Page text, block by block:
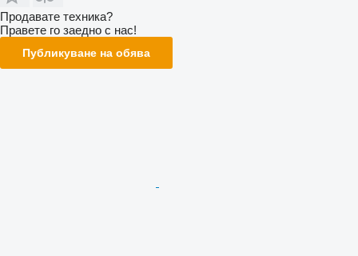
Продавате техника?
Правете го заедно с нас!
Публикуване на обява